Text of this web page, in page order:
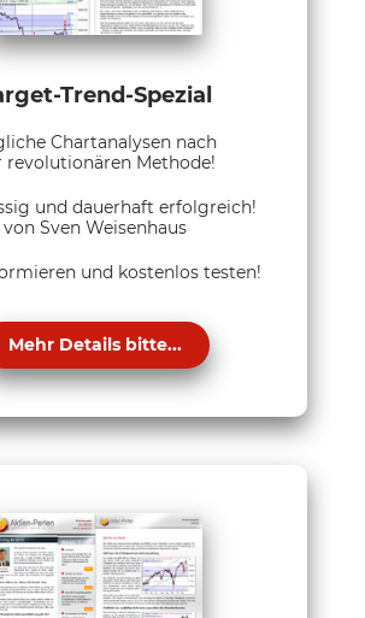
Trend-Spezial
Chartanalysen nach
revolutionären Methode!
und dauerhaft erfolgreich!
von Sven Weisenhaus
und kostenlos testen!
Mehr Details bitte...